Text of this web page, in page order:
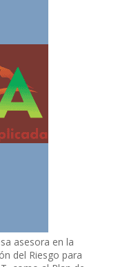
asesora en la
del Riesgo para